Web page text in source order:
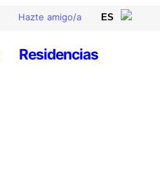
Hazte amigo/a
Residencias